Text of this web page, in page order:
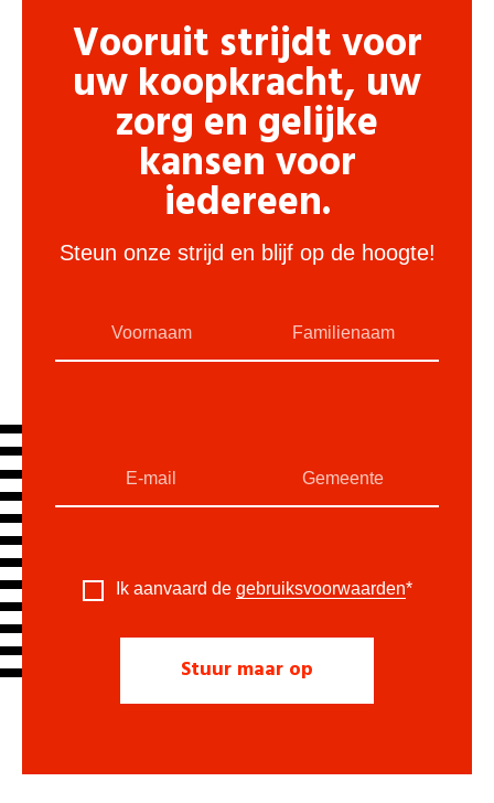
Vooruit strijdt voor
uw koopkracht, uw
zorg en gelijke
kansen voor
iedereen.
Steun onze strijd en blijf op de hoogte!
Ik aanvaard de gebruiksvoorwaarden*